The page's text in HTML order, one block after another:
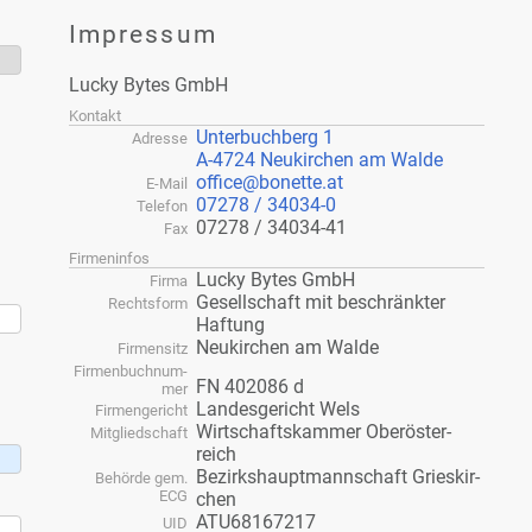
Im­pres­sum
Lu­cky Bytes GmbH
Kon­takt
Adres­se Un­ter­buch­berg 1
A-4724 Neu­kir­chen am Wal­de
E-Mail office​@bonette.​at
Te­le­fon 07278 / 34034-0
Fax 07278 / 34034-41
Fir­men­in­fos
Fir­ma Lu­cky Bytes GmbH
Rechts­form Ge­sell­schaft mit be­schränk­ter
Haf­tung
Fir­men­sitz Neu­kir­chen am Wal­de
Fir­men­buch­num­
mer FN 402086 d
Fir­men­ge­richt Lan­des­ge­richt Wels
Mit­glied­schaft Wirt­schafts­kam­mer Ober­ös­ter­
reich
Be­hör­de gem.
ECG
Be­zirks­haupt­mann­schaft Gries­kir­
chen
UID ATU68167217